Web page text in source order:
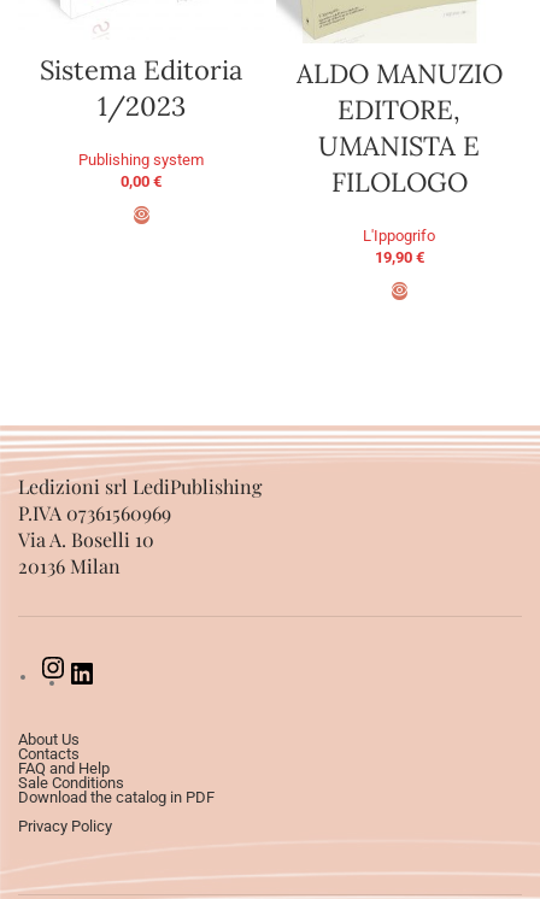
Sistema Editoria
1/2023
Publishing system
0,00 €
ALDO MANUZIO
EDITORE,
UMANISTA E
FILOLOGO
L'Ippogrifo
19,90 €
Ledizioni srl LediPublishing
P.IVA 07361560969
Via A. Boselli 10
20136 Milan
About Us
Contacts
FAQ and Help
Sale Conditions
Download the catalog in PDF
Privacy Policy